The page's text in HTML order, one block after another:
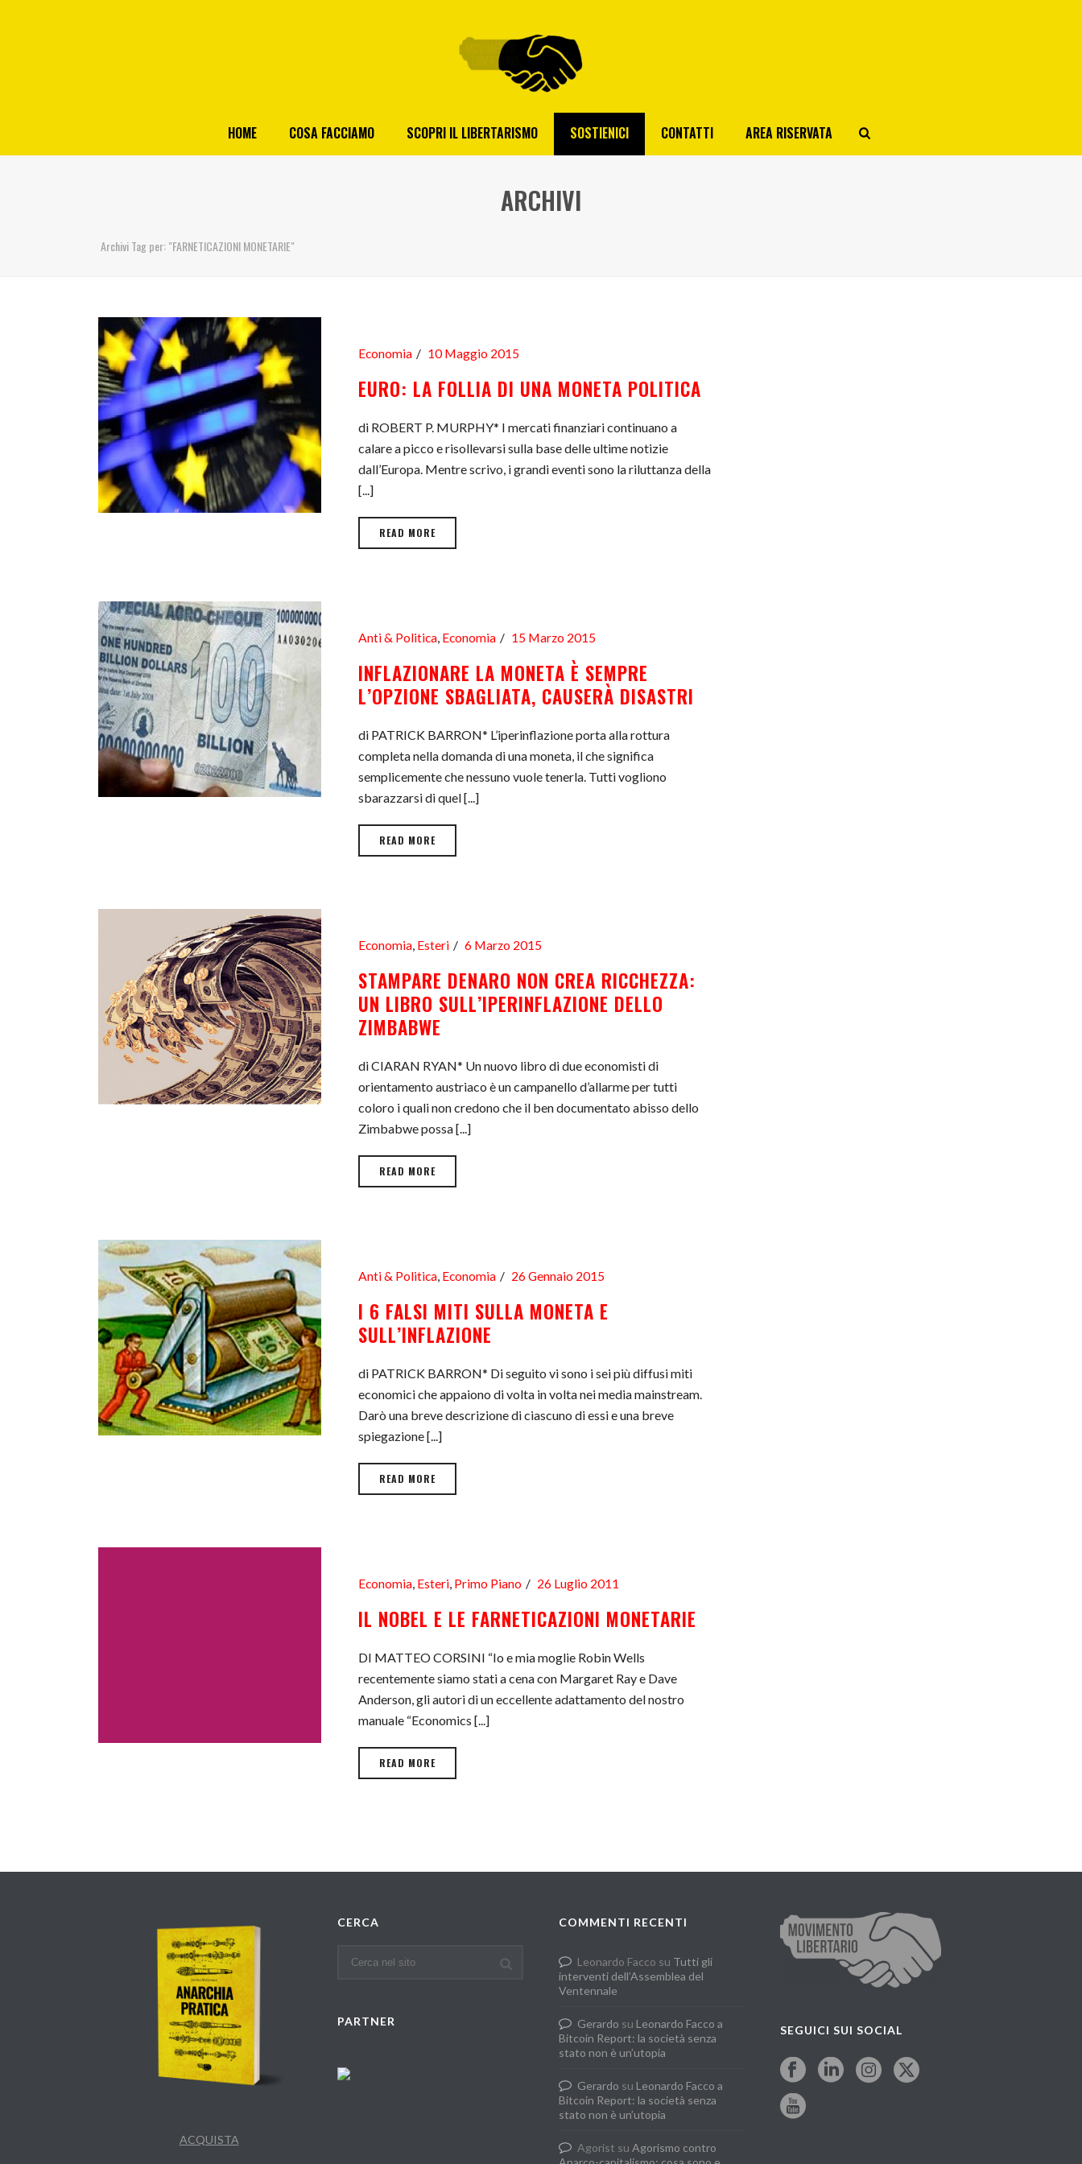
HOME COSA FACCIAMO SCOPRI IL LIBERTARISMO SOSTIENICI CONTATTI AREA RISERVATA
ARCHIVI
Archivi Tag per: "FARNETICAZIONI MONETARIE"
Economia 10 Maggio 2015
EURO: LA FOLLIA DI UNA MONETA POLITICA
di ROBERT P. MURPHY* I mercati finanziari continuano a
calare a picco e risollevarsi sulla base delle ultime notizie
dall’Europa. Mentre scrivo, i grandi eventi sono la riluttanza della
[...]
READ MORE
Anti & Politica, Economia 15 Marzo 2015
INFLAZIONARE LA MONETA È SEMPRE
L’OPZIONE SBAGLIATA, CAUSERÀ DISASTRI
di PATRICK BARRON* L’iperinflazione porta alla rottura
completa nella domanda di una moneta, il che significa
semplicemente che nessuno vuole tenerla. Tutti vogliono
sbarazzarsi di quel [...]
READ MORE
Economia, Esteri 6 Marzo 2015
STAMPARE DENARO NON CREA RICCHEZZA:
UN LIBRO SULL’IPERINFLAZIONE DELLO
ZIMBABWE
di CIARAN RYAN* Un nuovo libro di due economisti di
orientamento austriaco è un campanello d’allarme per tutti
coloro i quali non credono che il ben documentato abisso dello
Zimbabwe possa [...]
READ MORE
Anti & Politica, Economia 26 Gennaio 2015
I 6 FALSI MITI SULLA MONETA E
SULL’INFLAZIONE
di PATRICK BARRON* Di seguito vi sono i sei più diffusi miti
economici che appaiono di volta in volta nei media mainstream.
Darò una breve descrizione di ciascuno di essi e una breve
spiegazione [...]
READ MORE
Economia, Esteri, Primo Piano 26 Luglio 2011
IL NOBEL E LE FARNETICAZIONI MONETARIE
DI MATTEO CORSINI “Io e mia moglie Robin Wells
recentemente siamo stati a cena con Margaret Ray e Dave
Anderson, gli autori di un eccellente adattamento del nostro
manuale “Economics [...]
READ MORE
ACQUISTA
CERCA
PARTNER
COMMENTI RECENTI
Leonardo Facco su Tutti gli
interventi dell’Assemblea del
Ventennale
Gerardo su Leonardo Facco a
Bitcoin Report: la società senza
stato non è un’utopia
Gerardo su Leonardo Facco a
Bitcoin Report: la società senza
stato non è un’utopia
Agorist su Agorismo contro
SEGUICI SUI SOCIAL